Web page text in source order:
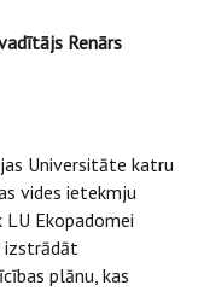
Renārs
Universitāte katru
vides ietekmju
Ekopadomei
izstrādāt
plānu, kas